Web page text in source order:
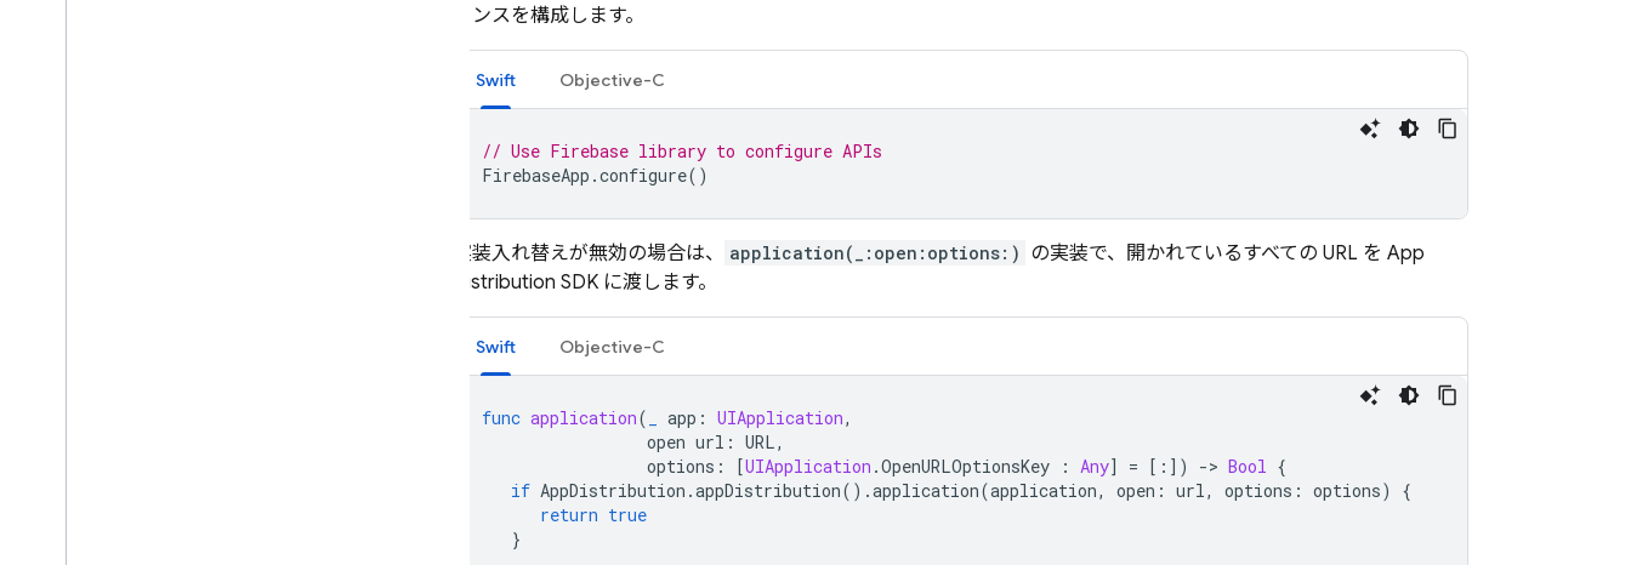
タンスを構成します。
Swift Objective-C
// Use Firebase library to configure APIs
FirebaseApp .configure()
実装入れ替えが無効の場合は、 application(_:open:options:) の実装で、開かれているすべての URL を App
Distribution SDK に渡します。
Swift Objective-C
func application( app : UIApplication,
open url : URL,
options : [UIApplication .OpenURLOptionsKey : Any] = [:]) -> Bool {
if AppDistribution .appDistribution().application(application, open : url, options : options)
{
return true
}